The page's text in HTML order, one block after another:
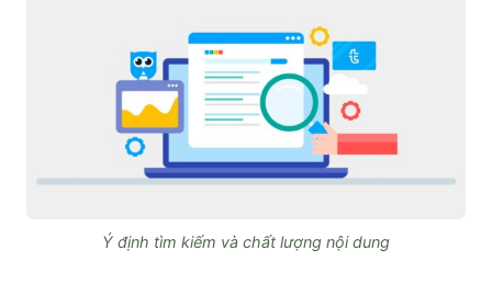
Ý định tìm kiếm và chất lượng nội dung